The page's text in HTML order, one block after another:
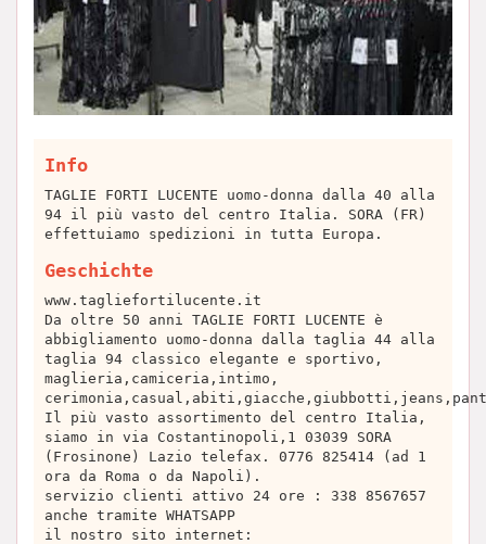
Info
TAGLIE FORTI LUCENTE uomo-donna dalla 40 alla
94 il più vasto del centro Italia. SORA (FR)
effettuiamo spedizioni in tutta Europa.
Geschichte
www.tagliefortilucente.it
Da oltre 50 anni TAGLIE FORTI LUCENTE è
abbigliamento uomo-donna dalla taglia 44 alla
taglia 94 classico elegante e sportivo,
maglieria,camiceria,intimo,
Il più vasto assortimento del centro Italia,
siamo in via Costantinopoli,1 03039 SORA
(Frosinone) Lazio telefax. 0776 825414 (ad 1
ora da Roma o da Napoli).
servizio clienti attivo 24 ore : 338 8567657
anche tramite WHATSAPP
il nostro sito internet: